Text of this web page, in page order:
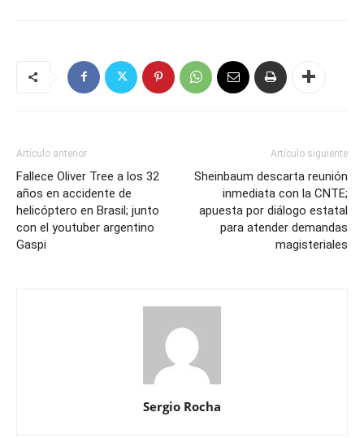
Artículo anterior
Fallece Oliver Tree a los 32
años en accidente de
helicóptero en Brasil; junto
con el youtuber argentino
Gaspi
Artículo siguiente
Sheinbaum descarta reunión
inmediata con la CNTE;
apuesta por diálogo estatal
para atender demandas
magisteriales
Sergio Rocha